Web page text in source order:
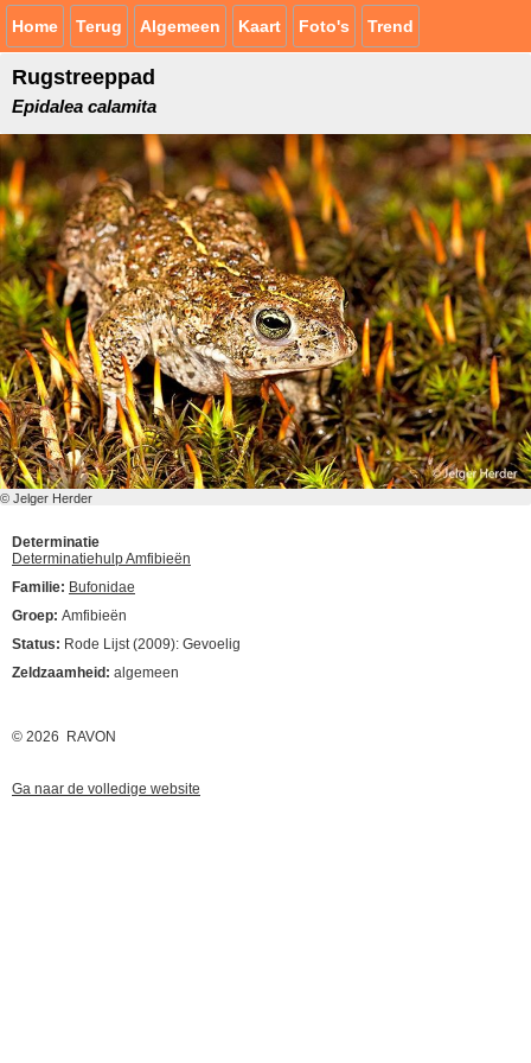
Home Terug Algemeen Kaart Foto's Trend
Rugstreeppad
Epidalea calamita
© Jelger Herder
Determinatie
Determinatiehulp Amfibieën
Familie: Bufonidae
Groep: Amfibieën
Status: Rode Lijst (2009): Gevoelig
Zeldzaamheid: algemeen
© 2026 RAVON
Ga naar de volledige website